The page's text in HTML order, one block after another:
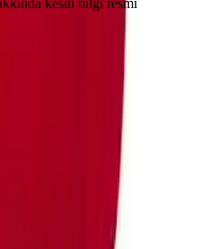
kesin bilgi resmi